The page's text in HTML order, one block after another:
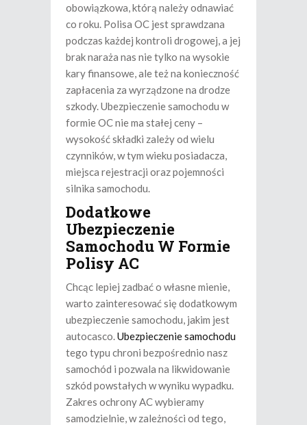
obowiązkowa, którą należy odnawiać
co roku. Polisa OC jest sprawdzana
podczas każdej kontroli drogowej, a jej
brak naraża nas nie tylko na wysokie
kary finansowe, ale też na konieczność
zapłacenia za wyrządzone na drodze
szkody. Ubezpieczenie samochodu w
formie OC nie ma stałej ceny –
wysokość składki zależy od wielu
czynników, w tym wieku posiadacza,
miejsca rejestracji oraz pojemności
silnika samochodu.
Dodatkowe
Ubezpieczenie
Samochodu W Formie
Polisy AC
Chcąc lepiej zadbać o własne mienie,
warto zainteresować się dodatkowym
ubezpieczenie samochodu, jakim jest
autocasco.Ubezpieczenie samochodu
tego typu chroni bezpośrednio nasz
samochód i pozwala na likwidowanie
szkód powstałych w wyniku wypadku.
Zakres ochrony AC wybieramy
samodzielnie, w zależności od tego,